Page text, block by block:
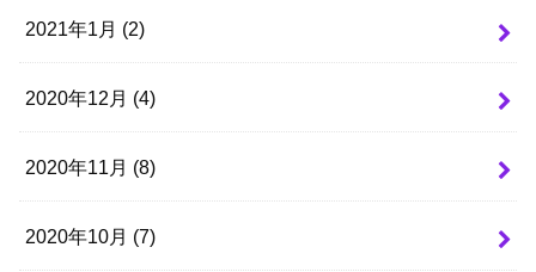
2021年1月 (2)
2020年12月 (4)
2020年11月 (8)
2020年10月 (7)